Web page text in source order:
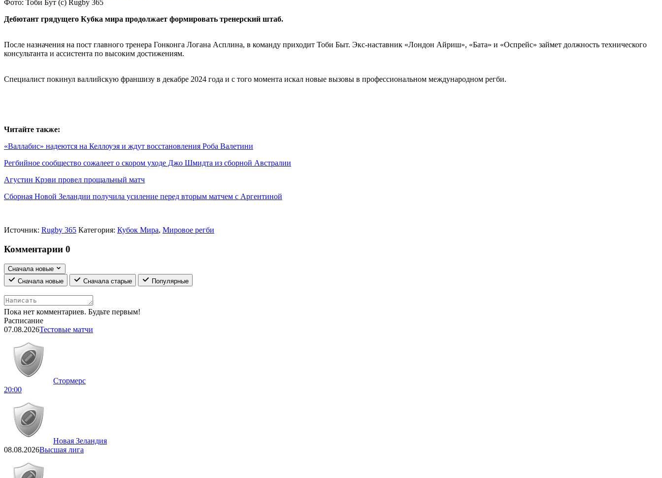
Фото: Тоби Бут (с) Rugby 365
Дебютант грядущего Кубка мира продолжает формировать тренерский штаб.
После назначения на пост главного тренера Гонконга Логана Асплина, в команду приходит Тоби Быт. Экс-наставник «Лондон Айриш», «Бата» и «Оспрейс» займет должность технического
консультанта и ассистента по высоким достижениям.
Специалист покинул валлийскую франшизу в декабре 2024 года и с того момента искал новые вызовы в профессиональном международном регби.
Читайте также:
«Валлабис» надеются на Келлоуэя и ждут восстановления Роба Валетини
Регбийное сообщество сожалеет о скором уходе Джо Шмидта из сборной Австралии
Агустин Крэви провел прощальный матч
Сборная Новой Зеландии получила усиление перед вторым матчем с Аргентиной
Источник: Rugby 365 Категория: Кубок Мира, Мировое регби
Комментарии 0
Сначала новые
Сначала новые
Сначала старые Популярные
Пока нет комментариев. Будьте первым!
Расписание
07.08.2026Тестовые матчи
Стормерс
20:00
Новая Зеландия
08.08.2026Высшая лига